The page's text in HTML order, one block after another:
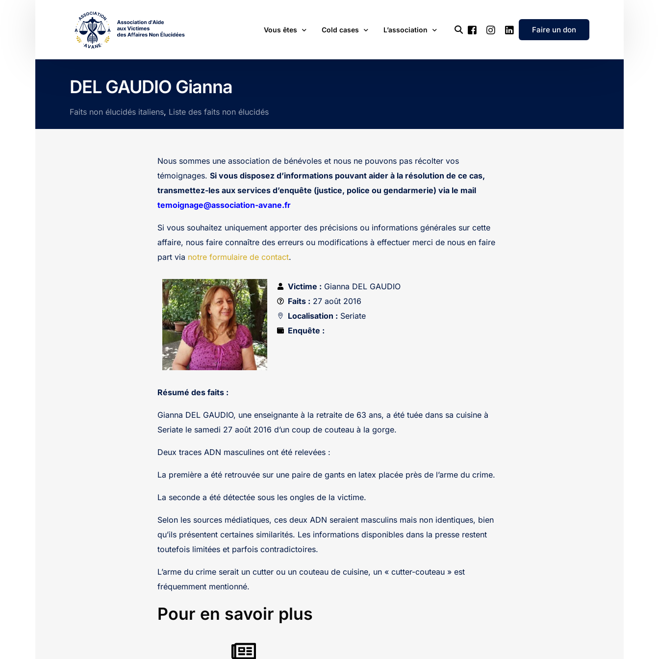
Vous êtes
passionné(e) par les cold cases
un futur adhérent ou bénévole
journaliste
Cold cases L’association
Devenir bénévole
Contact
Faire un don
DEL GAUDIO Gianna
Faits non élucidés italiens, Liste des faits non élucidés
Nous sommes une association de bénévoles et nous ne pouvons pas récolter vos
témoignages. Si vous disposez d’informations pouvant aider à la résolution de ce cas,
transmettez-les aux services d’enquête (justice, police ou gendarmerie) via le mail
temoignage@association-avane.fr
Si vous souhaitez uniquement apporter des précisions ou informations générales sur cette
affaire, nous faire connaître des erreurs ou modifications à effectuer merci de nous en faire
part via notre formulaire de contact.
Victime : Gianna DEL GAUDIO
Faits : 27 août 2016
Localisation : Seriate
Enquête :
Résumé des faits :
Gianna DEL GAUDIO, une enseignante à la retraite de 63 ans, a été tuée dans sa cuisine à
Seriate le samedi 27 août 2016 d’un coup de couteau à la gorge.
Deux traces ADN masculines ont été relevées :
La première a été retrouvée sur une paire de gants en latex placée près de l’arme du crime.
La seconde a été détectée sous les ongles de la victime.
Selon les sources médiatiques, ces deux ADN seraient masculins mais non identiques, bien
qu’ils présentent certaines similarités. Les informations disponibles dans la presse restent
toutefois limitées et parfois contradictoires.
L’arme du crime serait un cutter ou un couteau de cuisine, un « cutter-couteau » est
fréquemment mentionné.
Pour en savoir plus